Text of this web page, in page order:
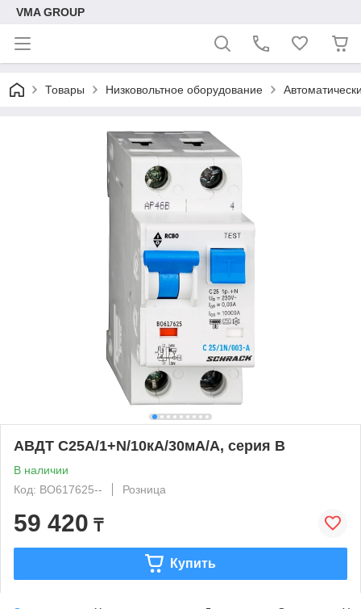
VMA GROUP
Товары Низковольтное оборудование
АВДТ C25А/1+N/10кА/30мА/A, серия B
В наличии
Код: BO617625--
Розница
59 420 ₸
Купить